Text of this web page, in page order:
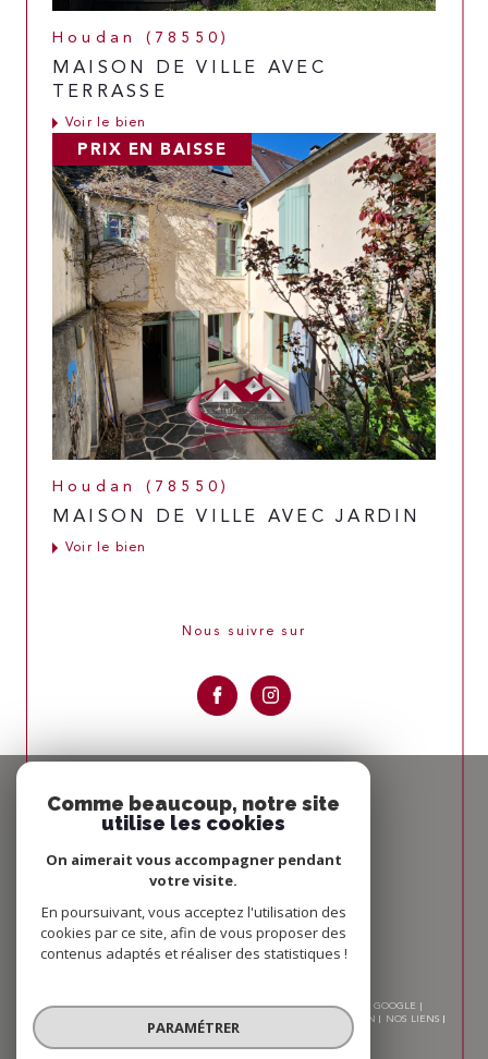
Houdan (78550)
MAISON DE VILLE AVEC
TERRASSE
Voir le bien
PRIX EN BAISSE
Houdan (78550)
MAISON DE VILLE AVEC JARDIN
Voir le bien
Nous suivre sur
PROPRIÉTAIRE
Se connecter
Nous
ADHÉRONS
© 2026 | TOUS DROITS RÉSERVÉS | TRADUCTION POWERED BY GOOGLE |
PLAN DU SITE ADMIN
NOS LIENS
POLITIQUE RGPD
Comme beaucoup, notre site
utilise les cookies
On aimerait vous accompagner pendant
votre visite.
En poursuivant, vous acceptez l'utilisation des
cookies par ce site, afin de vous proposer des
contenus adaptés et réaliser des statistiques !
PARAMÉTRER